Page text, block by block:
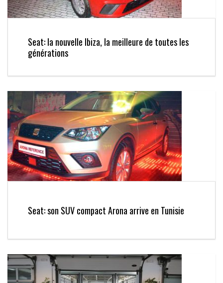
Seat: la nouvelle Ibiza, la meilleure de toutes les
générations
Seat: son SUV compact Arona arrive en Tunisie